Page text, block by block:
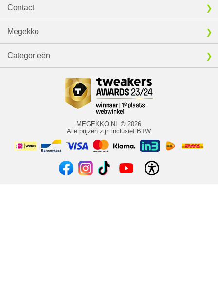
Contact
Megekko
Categorieën
MEGEKKO.NL © 2026
Alle prijzen zijn inclusief BTW